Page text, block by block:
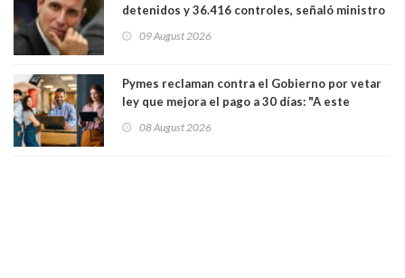
detenidos y 36.416 controles, señaló ministro
09 August 2026
Pymes reclaman contra el Gobierno por vetar
ley que mejora el pago a 30 días: "A este
medianas empresas"
08 August 2026